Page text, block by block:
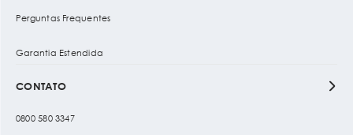
Perguntas Frequentes
Garantia Estendida
CONTATO
0800 580 3347